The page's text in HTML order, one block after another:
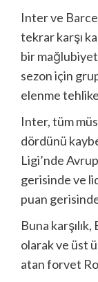
Inter ve
tekrar karşı
bir mağlubiyet
sezon için
elenme
Inter, tüm
dördünü
Ligi’nde
gerisinde ve
puan
Buna
olarak ve üst
atan forvet